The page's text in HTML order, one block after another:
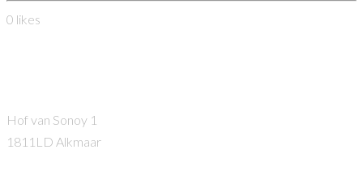
0 likes
Hof van Sonoy 1
1811LD Alkmaar